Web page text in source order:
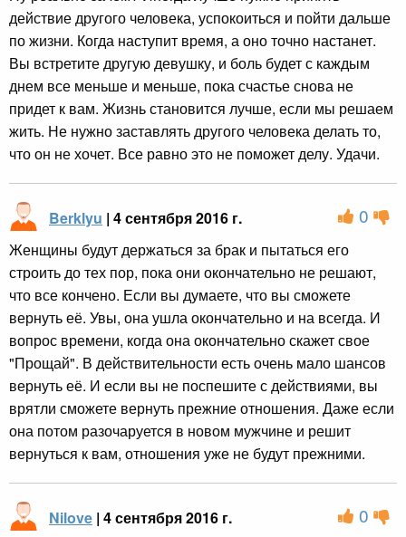
действие другого человека, успокоиться и пойти дальше
по жизни. Когда наступит время, а оно точно настанет.
Вы встретите другую девушку, и боль будет с каждым
днем все меньше и меньше, пока счастье снова не
придет к вам. Жизнь становится лучше, если мы решаем
жить. Не нужно заставлять другого человека делать то,
что он не хочет. Все равно это не поможет делу. Удачи.
Berklyu | 4 сентября 2016 г. 0
Женщины будут держаться за брак и пытаться его
строить до тех пор, пока они окончательно не решают,
что все кончено. Если вы думаете, что вы сможете
вернуть её. Увы, она ушла окончательно и на всегда. И
вопрос времени, когда она окончательно скажет свое
"Прощай". В действительности есть очень мало шансов
вернуть её. И если вы не поспешите с действиями, вы
врятли сможете вернуть прежние отношения. Даже если
она потом разочаруется в новом мужчине и решит
вернуться к вам, отношения уже не будут прежними.
Nilove | 4 сентября 2016 г. 0